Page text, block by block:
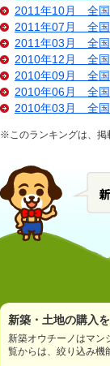
2011年10月 全国
2011年07月 全国
2011年03月 全国
2010年12月 全国
2010年09月 全国
2010年06月 全国
2010年03月 全国
※このランキングは、掲
新築・土地の購入
新築オウチーノはマン
覧からは、絞り込み機